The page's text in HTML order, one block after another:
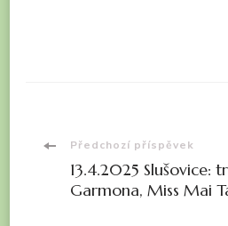
Navigace
příspěvku
Předchozí příspěvek
13.4.2025 Slušovice:
Garmona, Miss Mai